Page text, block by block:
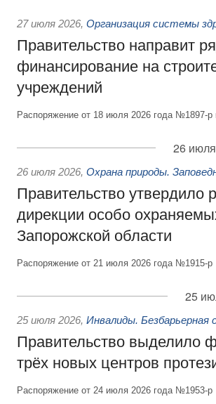
27 июля 2026, Организация системы
Правительство направит
финансирование на
учреждений
Распоряжение от 18 июля 2026 года №1897-
26
26 июля 2026, Охрана природы.
Правительство утвердило
дирекции особо
Запорожской области
Распоряжение от 21 июля 2026 года №1915-р
25
25 июля 2026, Инвалиды. Безбарьерная
Правительство выделило
трёх новых центров
Распоряжение от 24 июля 2026 года №1953-р